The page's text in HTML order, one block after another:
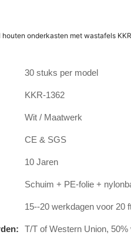
onderkasten met wastafels
30 stuks per model
KKR-1362
Wit / Maatwerk
CE & SGS
10 Jaren
Schuim + PE-folie +
15--20 werkdagen voor 20
T/T of Western Union,